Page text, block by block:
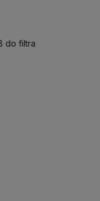
do filtra